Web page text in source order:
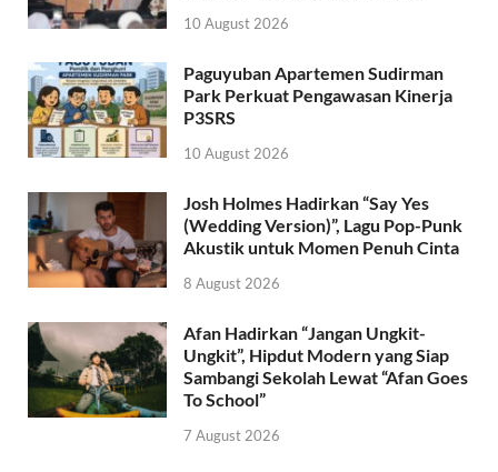
10 August 2026
Paguyuban Apartemen Sudirman
Park Perkuat Pengawasan Kinerja
P3SRS
10 August 2026
Josh Holmes Hadirkan “Say Yes
(Wedding Version)”, Lagu Pop-Punk
Akustik untuk Momen Penuh Cinta
8 August 2026
Afan Hadirkan “Jangan Ungkit-
Ungkit”, Hipdut Modern yang Siap
Sambangi Sekolah Lewat “Afan Goes
To School”
7 August 2026